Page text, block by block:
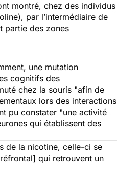
montré, chez des individus
par l’intermédiaire de
partie des zones
une mutation
cognitifs des
chez la souris "afin de
lors des interactions
pu constater "une activité
qui établissent des
de la nicotine, celle-ci se
qui retrouvent un